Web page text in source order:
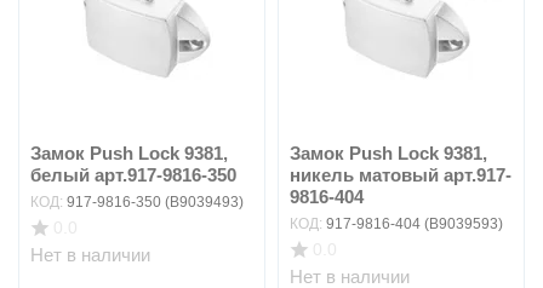
Замок Push Lock 9381,
белый арт.917-9816-350
КОД: 917-9816-350 (B9039493)
Нет в наличии
Замок Push Lock 9381,
никель матовый арт.917-
9816-404
КОД: 917-9816-404 (B9039593)
Нет в наличии